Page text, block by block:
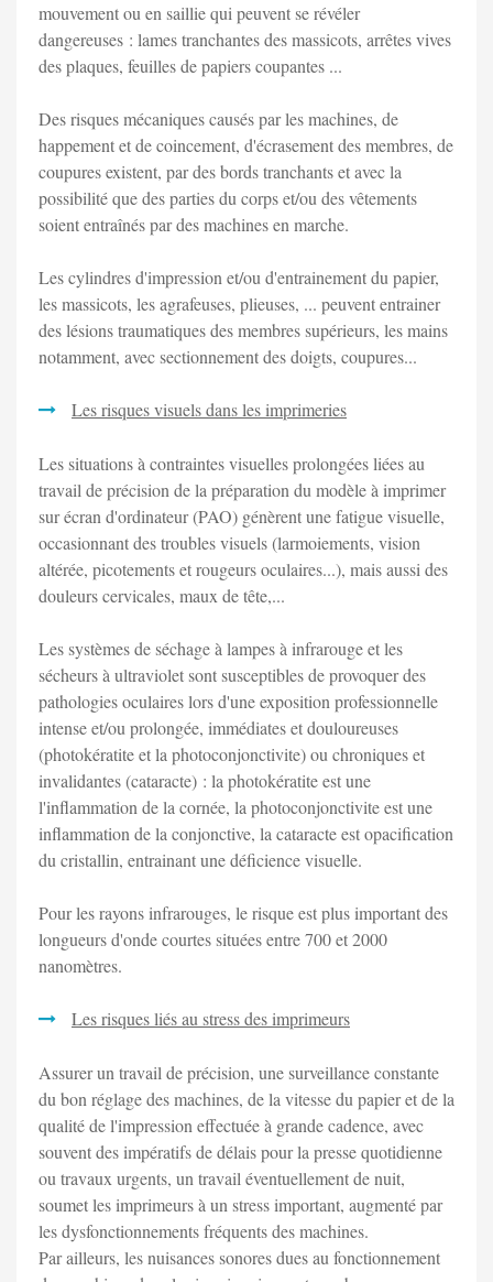
mouvement ou en saillie qui peuvent se révéler
dangereuses : lames tranchantes des massicots, arrêtes vives
des plaques, feuilles de papiers coupantes ...
Des risques mécaniques causés par les machines, de
happement et de coincement, d'écrasement des membres, de
coupures existent, par des bords tranchants et avec la
possibilité que des parties du corps et/ou des vêtements
soient entraînés par des machines en marche.
Les cylindres d'impression et/ou d'entrainement du papier,
les massicots, les agrafeuses, plieuses, ... peuvent entrainer
des lésions traumatiques des membres supérieurs, les mains
notamment, avec sectionnement des doigts, coupures...
Les risques visuels dans les imprimeries
Les situations à contraintes visuelles prolongées liées au
travail de précision de la préparation du modèle à imprimer
sur écran d'ordinateur (PAO) génèrent une fatigue visuelle,
occasionnant des troubles visuels (larmoiements, vision
altérée, picotements et rougeurs oculaires...), mais aussi des
douleurs cervicales, maux de tête,...
Les systèmes de séchage à lampes à infrarouge et les
sécheurs à ultraviolet sont susceptibles de provoquer des
pathologies oculaires lors d'une exposition professionnelle
intense et/ou prolongée, immédiates et douloureuses
(photokératite et la photoconjonctivite) ou chroniques et
invalidantes (cataracte) : la photokératite est une
l'inflammation de la cornée, la photoconjonctivite est une
inflammation de la conjonctive, la cataracte est opacification
du cristallin, entrainant une déficience visuelle.
Pour les rayons infrarouges, le risque est plus important des
longueurs d'onde courtes situées entre 700 et 2000
nanomètres.
Les risques liés au stress des imprimeurs
Assurer un travail de précision, une surveillance constante
du bon réglage des machines, de la vitesse du papier et de la
qualité de l'impression effectuée à grande cadence, avec
souvent des impératifs de délais pour la presse quotidienne
ou travaux urgents, un travail éventuellement de nuit,
soumet les imprimeurs à un stress important, augmenté par
les dysfonctionnements fréquents des machines.
Par ailleurs, les nuisances sonores dues au fonctionnement